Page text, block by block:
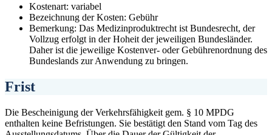
Kostenart: variabel
Bezeichnung der Kosten: Gebühr
Bemerkung: Das Medizinproduktrecht ist Bundesrecht, der
Vollzug erfolgt in der Hoheit der jeweiligen Bundesländer.
Daher ist die jeweilige Kostenver- oder Gebührenordnung des
Bundeslands zur Anwendung zu bringen.
Frist
Die Bescheinigung der Verkehrsfähigkeit gem. § 10 MPDG
enthalten keine Befristungen. Sie bestätigt den Stand vom Tag des